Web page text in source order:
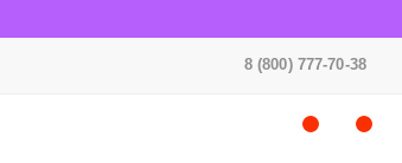
8 (800) 777-70-38